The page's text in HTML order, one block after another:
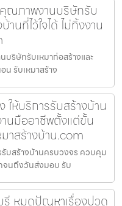
คุณภาพงานบริษัทรับ
นที่ไว้ใจได้ ไม่ทิ้งงาน
บริษัทรับเหมาก่อสร้างและ
น รับเหมาสร้าง
ให้บริการรับสร้างบ้าน
นมืออาชีพตั้งแต่ขั้น
าสร้างบ้าน.com
รับสร้างบ้านครบวงจร ควบคุม
จนถึงวันส่งมอบ รับ
หมดปัญหาเรื่องปวด